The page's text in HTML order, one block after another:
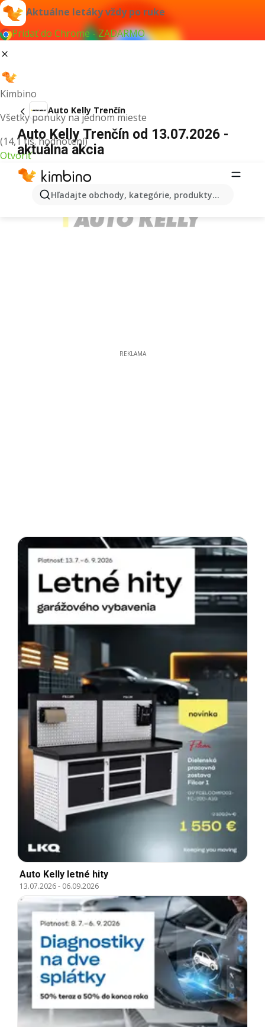
Aktuálne letáky vždy po ruke
Pridať do Chrome - ZADARMO
Kimbino
Všetky ponuky na jednom mieste
(14,1 tis. hodnotení)
Otvoriť
Hľadajte obchody, kategórie, produkty...
Auto Kelly Trenčín
Auto Kelly Trenčín od 13.07.2026 -
aktuálna akcia
REKLAMA
Auto Kelly letné hity
13.07.2026- 06.09.2026